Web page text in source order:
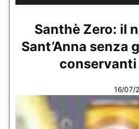
Santhè Zero: il
Sant’Anna senza
16/07/